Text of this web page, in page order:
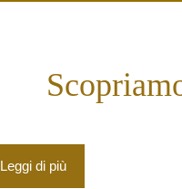
Leggi di più